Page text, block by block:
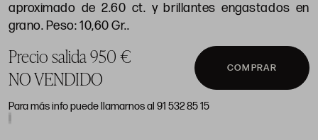
aproximado de 2.60 ct. y brillantes engastados en
grano. Peso: 10,60 Gr..
Precio salida 950 €
NO VENDIDO
COMPRAR
Para más info puede llamarnos al 91 532 85 15